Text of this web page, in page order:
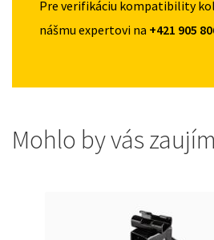
Pre verifikáciu kompatibility
nášmu expertovi na +421 905
Mohlo by vás